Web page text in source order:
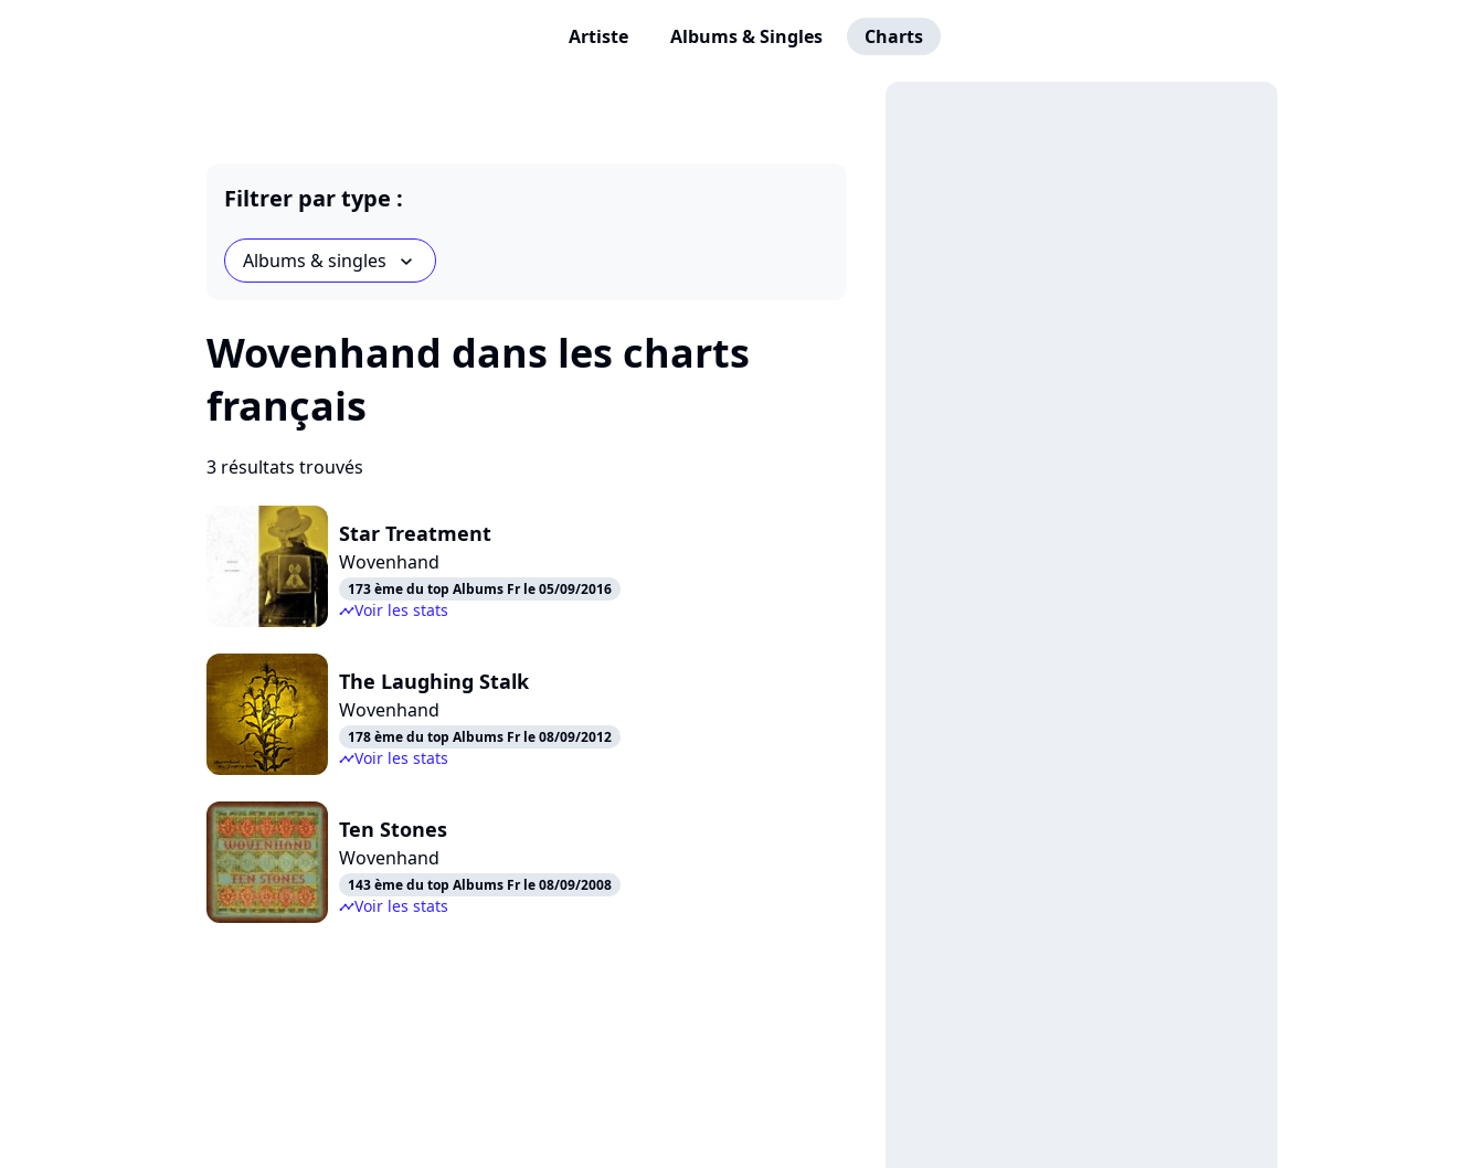
Artiste Albums & Singles Charts
Filtrer par type :
Albums & singles chevron_bot
Wovenhand dans les charts
français
3 résultats trouvés
Star Treatment
Wovenhand
173 ème du top Albums Fr le 05/09/2016
timelineVoir les stats
The Laughing Stalk
Wovenhand
178 ème du top Albums Fr le 08/09/2012
timelineVoir les stats
Ten Stones
Wovenhand
143 ème du top Albums Fr le 08/09/2008
timelineVoir les stats